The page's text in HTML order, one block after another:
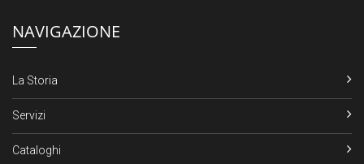
NAVIGAZIONE
La Storia
Servizi
Cataloghi